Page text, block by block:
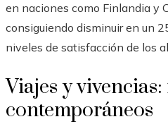
en naciones como Finlandia y
consiguiendo disminuir en un
niveles de satisfacción de los
Viajes y
contemporáneos